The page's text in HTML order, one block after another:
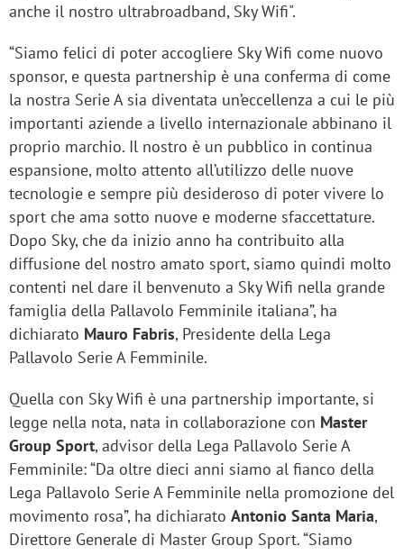
anche il nostro ultrabroadband, Sky Wifi".
“Siamo felici di poter accogliere Sky Wifi come nuovo
sponsor, e questa partnership è una conferma di come
la nostra Serie A sia diventata un’eccellenza a cui le più
importanti aziende a livello internazionale abbinano il
proprio marchio. Il nostro è un pubblico in continua
espansione, molto attento all’utilizzo delle nuove
tecnologie e sempre più desideroso di poter vivere lo
sport che ama sotto nuove e moderne sfaccettature.
Dopo Sky, che da inizio anno ha contribuito alla
diffusione del nostro amato sport, siamo quindi molto
contenti nel dare il benvenuto a Sky Wifi nella grande
famiglia della Pallavolo Femminile italiana”, ha
dichiarato Mauro Fabris, Presidente della Lega
Pallavolo Serie A Femminile.
Quella con Sky Wifi è una partnership importante, si
legge nella nota, nata in collaborazione con Master
Group Sport, advisor della Lega Pallavolo Serie A
Femminile: “Da oltre dieci anni siamo al fianco della
Lega Pallavolo Serie A Femminile nella promozione del
movimento rosa”, ha dichiarato Antonio Santa Maria,
Direttore Generale di Master Group Sport. “Siamo